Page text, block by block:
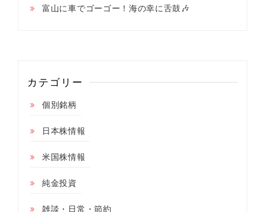
富山に車でゴーゴー！海の幸に舌鼓🎶
カテゴリー
個別銘柄
日本株情報
米国株情報
純金投資
雑談・日常・節約